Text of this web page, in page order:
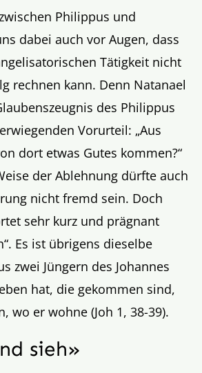
Philippus und
dabei auch vor Augen, dass
Tätigkeit nicht
rechnen kann. Denn Natanael
des Philippus
Vorurteil: „Aus
dort etwas Gutes kommen?“
der Ablehnung dürfte auch
nicht fremd sein. Doch
sehr kurz und prägnant
Es ist übrigens dieselbe
zwei Jüngern des Johannes
hat, die gekommen sind,
wo er wohne (Joh 1, 38-39).
sieh»